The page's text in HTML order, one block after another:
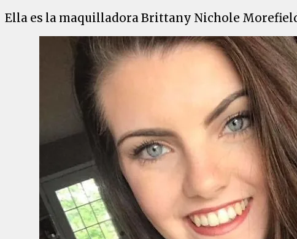
Ella es la maquilladora Brittany Nichole